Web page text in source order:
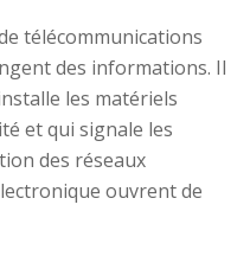
télécommunications
des informations. Il
les matériels
et qui signale les
des réseaux
ouvrent de